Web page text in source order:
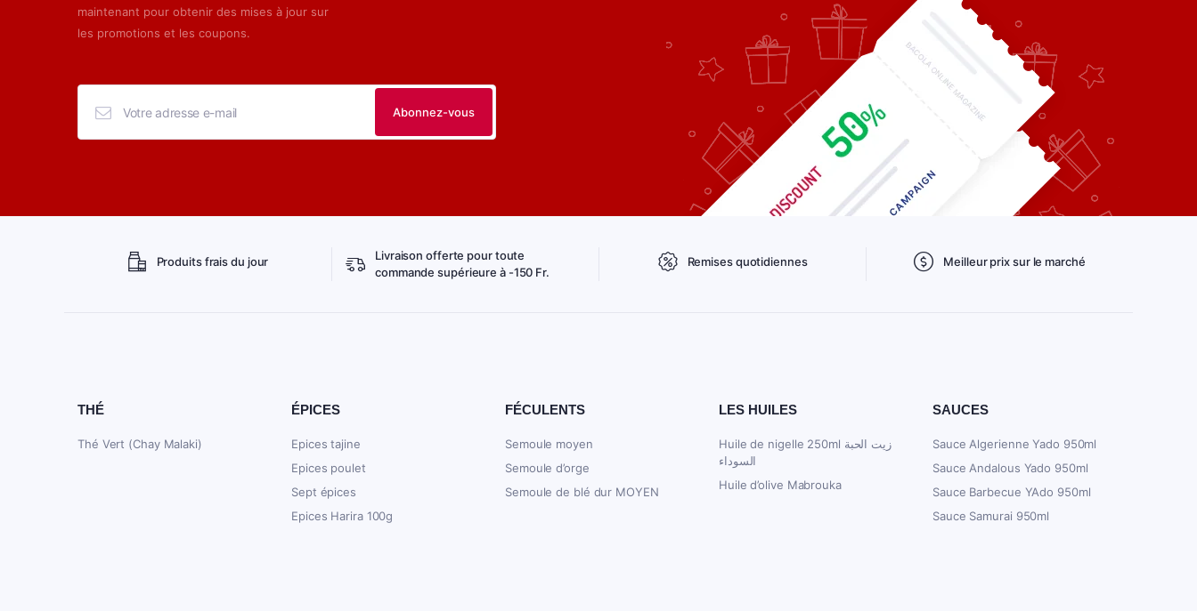
maintenant pour obtenir des mises à jour sur
les promotions et les coupons.
Produits frais du jour
Livraison offerte pour toute
commande supérieure à -150 Fr.
Remises quotidiennes Meilleur prix sur le marché
THÉ
Thé Vert (Chay Malaki)
ÉPICES
Epices tajine
Epices poulet
Sept épices
Epices Harira 100g
FÉCULENTS
Semoule moyen
Semoule d’orge
Semoule de blé dur MOYEN
LES HUILES
Huile de nigelle 250ml زيت الحبة
السوداء
Huile d’olive Mabrouka
SAUCES
Sauce Algerienne Yado 950ml
Sauce Andalous Yado 950ml
Sauce Barbecue YAdo 950ml
Sauce Samurai 950ml